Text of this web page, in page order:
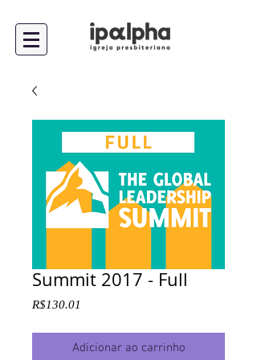
Summit 2017 - Full
R$130.01
Adicionar ao carrinho